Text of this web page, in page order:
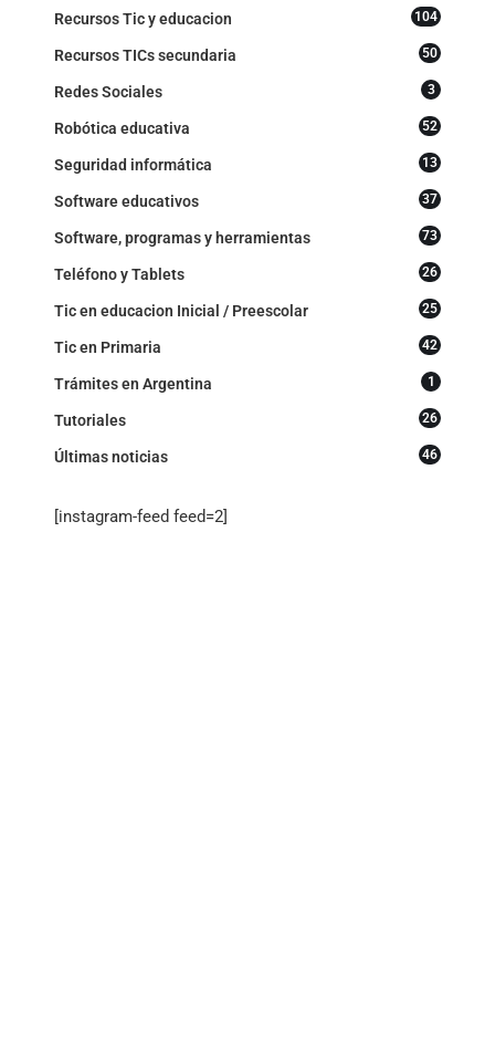
Recursos Tic y educacion 104
Recursos TICs secundaria 50
Redes Sociales 3
Robótica educativa 52
Seguridad informática 13
Software educativos 37
Software, programas y herramientas 73
Teléfono y Tablets 26
Tic en educacion Inicial / Preescolar 25
Tic en Primaria 42
Trámites en Argentina 1
Tutoriales 26
Últimas noticias 46
[instagram-feed feed=2]